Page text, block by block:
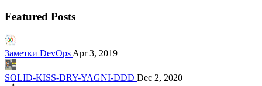
Featured Posts
Заметки DevOps Apr 3, 2019
SOLID-KISS-DRY-YAGNI-DDD Dec 2, 2020